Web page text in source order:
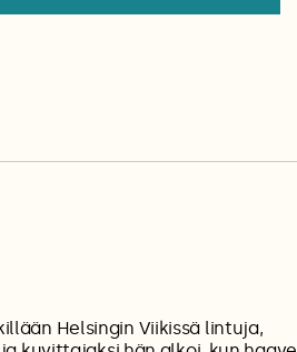
Helsingin Viikissä lintuja,